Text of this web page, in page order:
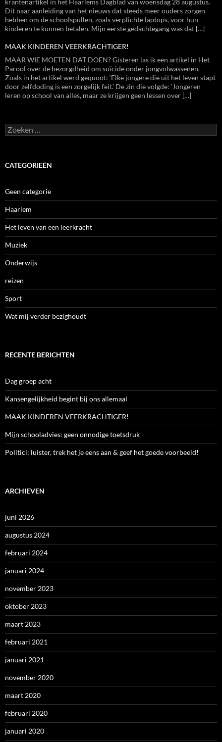
krantenartikel in het Haarlems Dagblad van woensdag 28 augustus.
Dit naar aanleiding van het nieuws dat steeds meer ouders zorgen
hebben om de schoolspullen, zoals verplichte laptops, voor hun
kinderen te kunnen betalen. Mijn eerste gedachtegang was dat […]
MAAK KINDEREN VEERKRACHTIGER!
MAAR WIE MOETEN DAT DOEN? Gisteren las ik een artikel in Het
Parool over de bezorgdheid om suïcide onder jongvolwassenen.
Zoals in het artikel werd gequoot: ‘Elke jongere die uit het leven stapt
door zelfdoding is een zorgelijk feit.’ De zin die volgde: ‘Jongeren
leren op school van alles, maar ze krijgen geen lessen over […]
Zoeken
naar:
CATEGORIEËN
Geen categorie
Haarlem
Het leven van een leerkracht
Muziek
Onderwijs
reizen
Sport
Wat mij verder bezighoudt
RECENTE BERICHTEN
Dag groep acht
Kansengelijkheid begint bij ons allemaal
MAAK KINDEREN VEERKRACHTIGER!
Mijn schooladvies: geen onnodige toetsdruk
Politici: luister, trek het je eens aan & geef het goede voorbeeld!
ARCHIEVEN
juni 2026
augustus 2024
februari 2024
januari 2024
november 2023
oktober 2023
maart 2023
februari 2021
januari 2021
november 2020
maart 2020
februari 2020
januari 2020